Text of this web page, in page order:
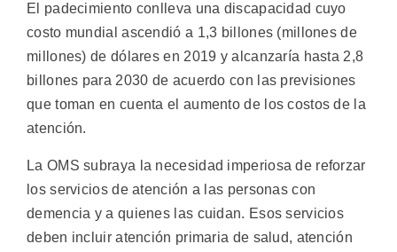
El padecimiento conlleva una discapacidad cuyo
costo mundial ascendió a 1,3 billones (millones de
millones) de dólares en 2019 y alcanzaría hasta 2,8
billones para 2030 de acuerdo con las previsiones
que toman en cuenta el aumento de los costos de la
atención.
La OMS subraya la necesidad imperiosa de reforzar
los servicios de atención a las personas con
demencia y a quienes las cuidan. Esos servicios
deben incluir atención primaria de salud, atención